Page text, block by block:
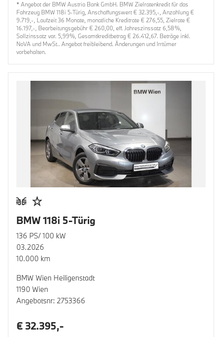
* Angebot der BMW Austria Bank GmbH. BMW Zielratenkredit für das
Fahrzeug BMW 118i 5-Türig, Anschaffungswert € 32.395,-, Anzahlung €
9.719,-, Laufzeit 36 Monate, monatliche Kreditrate € 276,55, Zielrate €
16.197,-, Bearbeitungsgebühr € 260,00, eff. Jahreszinssatz 6,58%,
Sollzinssatz var. 5,99%, Gesamtkreditbetrag € 26.412,67. Beträge inkl.
NoVA und MwSt.. Angebot freibleibend. Änderungen und Irrtümer
vorbehalten.
BMW 118i 5-Türig
136 PS/ 100 kW
03.2026
10.000 km
BMW Wien Heiligenstadt
1190 Wien
Angebotsnr: 2753366
€ 32.395,-